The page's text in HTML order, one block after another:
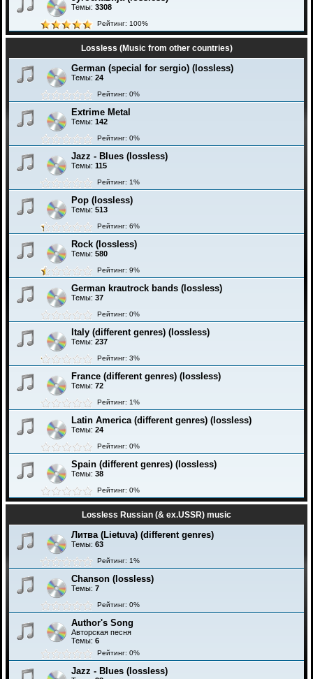
Темы: 3308
Рейтинг: 100%
Lossless (Music from other countries)
German (special for sergio) (lossless)
Темы: 24
Рейтинг: 0%
Extrime Metal
Темы: 142
Рейтинг: 0%
Jazz - Blues (lossless)
Темы: 115
Рейтинг: 1%
Pop (lossless)
Темы: 513
Рейтинг: 6%
Rock (lossless)
Темы: 580
Рейтинг: 9%
German krautrock bands (lossless)
Темы: 37
Рейтинг: 0%
Italy (different genres) (lossless)
Темы: 237
Рейтинг: 3%
France (different genres) (lossless)
Темы: 72
Рейтинг: 1%
Latin America (different genres) (lossless)
Темы: 24
Рейтинг: 0%
Spain (different genres) (lossless)
Темы: 38
Рейтинг: 0%
Lossless Russian (& ex.USSR) music
Литва (Lietuva) (different genres)
Темы: 63
Рейтинг: 1%
Chanson (lossless)
Темы: 7
Рейтинг: 0%
Author's Song
Авторская песня
Темы: 6
Рейтинг: 0%
Jazz - Blues (lossless)